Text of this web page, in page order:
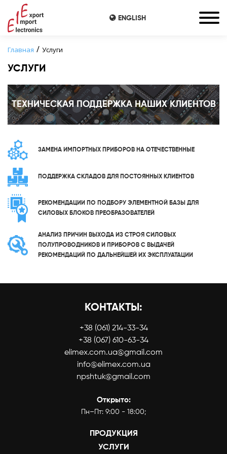
ENGLISH
Главная Услуги
УСЛУГИ
ТЕХНИЧЕСКАЯ ПОДДЕРЖКА НАШИХ КЛИЕНТОВ
ЗАМЕНА ИМПОРТНЫХ ПРИБОРОВ НА ОТЕЧЕСТВЕННЫЕ
ПОДДЕРЖКА СКЛАДОВ ДЛЯ ПОСТОЯННЫХ КЛИЕНТОВ
РЕКОМЕНДАЦИИ ПО ПОДБОРУ ЭЛЕМЕНТНОЙ БАЗЫ ДЛЯ
СИЛОВЫХ БЛОКОВ ПРЕОБРАЗОВАТЕЛЕЙ
АНАЛИЗ ПРИЧИН ВЫХОДА ИЗ СТРОЯ СИЛОВЫХ
ПОЛУПРОВОДНИКОВ И ПРИБОРОВ С ВЫДАЧЕЙ
РЕКОМЕНДАЦИЙ ПО ДАЛЬНЕЙШЕЙ ИХ ЭКСПЛУАТАЦИИ
КОНТАКТЫ:
+38 (061) 214-33-34
+38 (067) 610-63-34
elimex.com.ua@gmail.com
info@elimex.com.ua
npshtuk@gmail.com
Открыто:
Пн–Пт: 9:00 - 18:00;
ПРОДУКЦИЯ
УСЛУГИ